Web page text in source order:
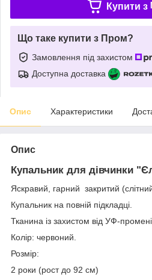
Купити з
Що таке купити з Пром?
Замовлення під захистом
Доступна доставка
Опис Характеристики
Опис
Купальник для дівчинки
Яскравий, гарний закритий
Купальник на повній підкладці.
Тканина із захистом від УФ-
Колір: червоний.
Розмір:
2 роки (рост до 92 см)